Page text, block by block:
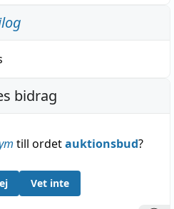
bidrag
till ordetauktionsbud?
Vet inte